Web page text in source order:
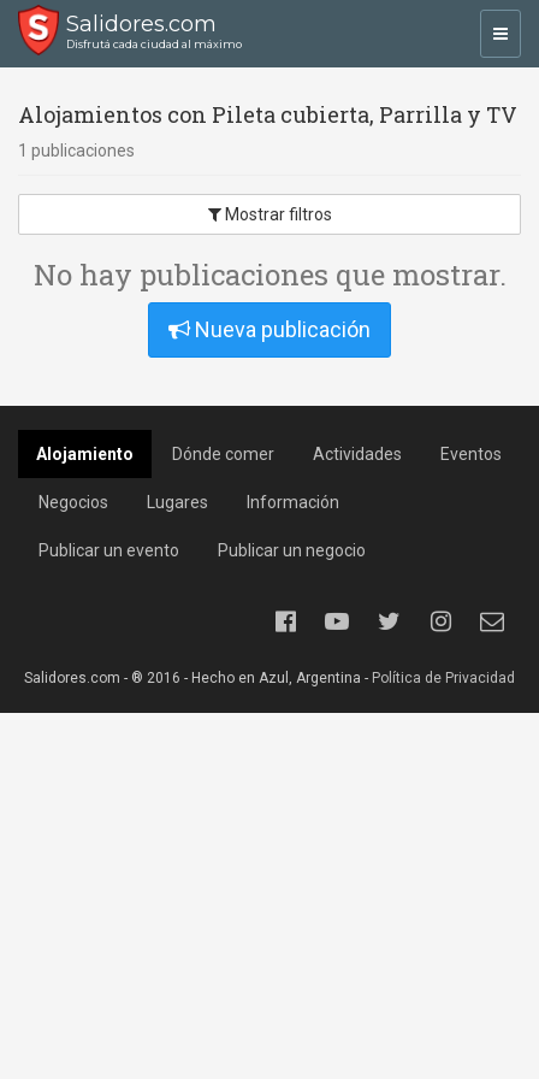
Salidores.com
Disfrutá cada ciudad al máximo
Alojamientos con Pileta cubierta, Parrilla y TV
1 publicaciones
Mostrar filtros
No hay publicaciones que mostrar.
Nueva publicación
Alojamiento Dónde comer Actividades Eventos
Negocios Lugares Información
Publicar un evento Publicar un negocio
Salidores.com - ® 2016 - Hecho en Azul, Argentina - Política de Privacidad